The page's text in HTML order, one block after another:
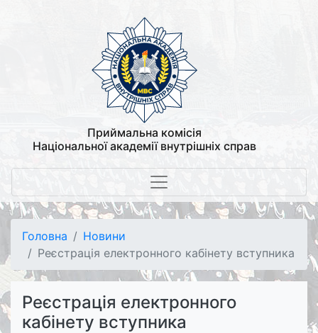
Приймальна комісія
Національної академії внутрішніх справ
Головна
Новини
Реєстрація електронного кабінету вступника
Реєстрація електронного
кабінету вступника